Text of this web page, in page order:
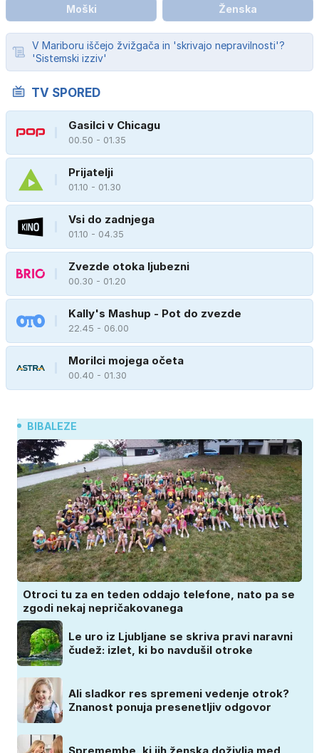
Moški Ženska
V Mariboru iščejo žvižgača in 'skrivajo nepravilnosti'?
'Sistemski izziv'
TV SPORED
Gasilci v Chicagu
00.50 - 01.35
Prijatelji
01.10 - 01.30
Vsi do zadnjega
01.10 - 04.35
Zvezde otoka ljubezni
00.30 - 01.20
Kally's Mashup - Pot do zvezde
22.45 - 06.00
Morilci mojega očeta
00.40 - 01.30
BIBALEZE
Otroci tu za en teden oddajo telefone, nato pa se
zgodi nekaj nepričakovanega
Le uro iz Ljubljane se skriva pravi naravni
čudež: izlet, ki bo navdušil otroke
Ali sladkor res spremeni vedenje otrok?
Znanost ponuja presenetljiv odgovor